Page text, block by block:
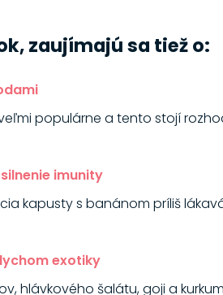
zaujímajú sa tiež o:
populárne a tento stojí
imunity
kapusty s banánom príliš
exotiky
hlávkového šalátu, goji a